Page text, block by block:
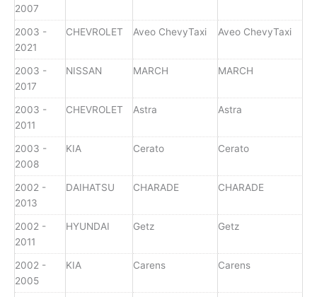
2007
2003 -
2021
CHEVROLET Aveo ChevyTaxi Aveo ChevyTaxi
2003 -
2017
NISSAN MARCH MARCH
2003 -
2011
CHEVROLET Astra Astra
2003 -
2008
KIA Cerato Cerato
2002 -
2013
DAIHATSU CHARADE CHARADE
2002 -
2011
HYUNDAI Getz Getz
2002 -
2005
KIA Carens Carens